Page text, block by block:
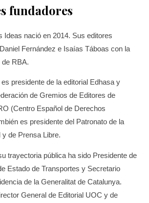
fundadores
Ideas nació en 2014. Sus editores
Fernández e Isaías Táboas con la
de RBA.
es presidente de la editorial Edhasa y
de Gremios de Editores de
(Centro Español de Derechos
es presidente del Patronato de la
de Prensa Libre.
trayectoria pública ha sido Presidente de
Estado de Transportes y Secretario
de la Generalitat de Catalunya.
General de Editorial UOC y de